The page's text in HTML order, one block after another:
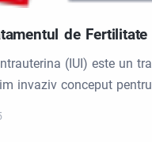
de Fertilitate
(IUI) este un
invaziv conceput pentru